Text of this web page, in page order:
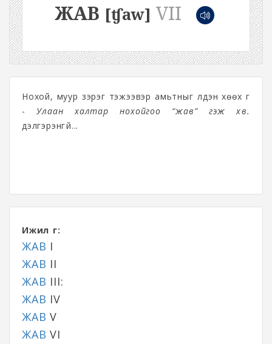
ЖАВ [ʧaw] VII
Нохой, муур зэрэг тэжээвэр амьтныг үлдэн хөөх үг
-Улаан халтар нохойгоо “жав” гэж хөөв.
дэлгэрэнгүй...
Ижил үг:
ЖАВ I
ЖАВ II
ЖАВ III:
ЖАВ IV
ЖАВ V
ЖАВ VI